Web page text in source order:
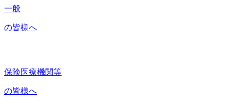
一般
の皆様へ
保険医療機関等
の皆様へ